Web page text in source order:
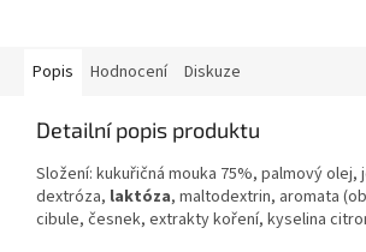
Popis Hodnocení Diskuze
Detailní popis produktu
Složení: kukuřičná mouka 75%, palmový olej,
dextróza, laktóza, maltodextrin, aromata
cibule, česnek, extrakty koření, kyselina